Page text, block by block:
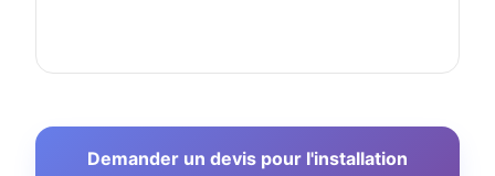
Demander un devis pour l'installation